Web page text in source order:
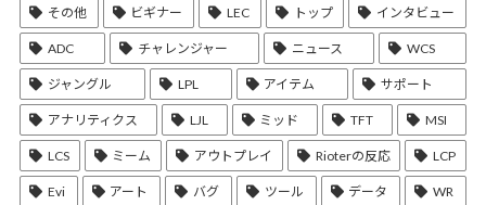
その他 ビギナー LEC トップ インタビュー
ADC チャレンジャー ニュース WCS
ジャングル LPL アイテム サポート
アナリティクス LJL ミッド TFT MSI
LCS ミーム アウトプレイ Rioterの反応 LCP
Evi アート バグ ツール データ WR